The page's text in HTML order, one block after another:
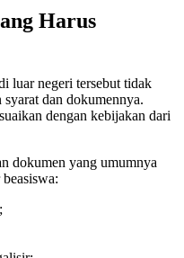
Harus
luar negeri tersebut tidak
dan dokumennya.
dengan kebijakan dari
dokumen yang umumnya